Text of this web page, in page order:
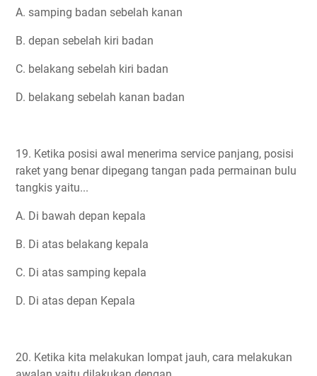
A. samping badan sebelah kanan
B. depan sebelah kiri badan
C. belakang sebelah kiri badan
D. belakang sebelah kanan badan
19. Ketika posisi awal menerima service panjang, posisi
raket yang benar dipegang tangan pada permainan bulu
tangkis yaitu...
A. Di bawah depan kepala
B. Di atas belakang kepala
C. Di atas samping kepala
D. Di atas depan Kepala
20. Ketika kita melakukan lompat jauh, cara melakukan